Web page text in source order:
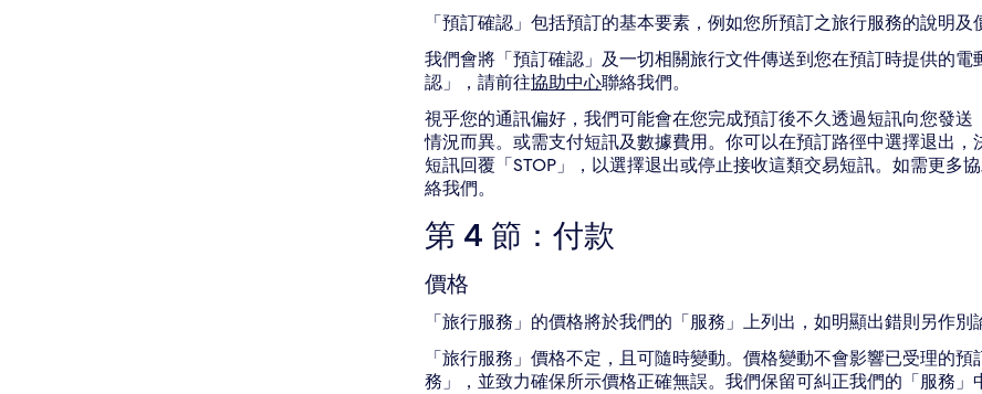
「預訂確認」包括預訂的基本要素，例如您所預訂之旅行服務的說明及
我們會將「預訂確認」及一切相關旅行文件傳送到您在預訂時提供的
認」，請前往協助中心聯絡我們。
視乎您的通訊偏好，我們可能會在您完成預訂後不久透過短訊向您發
情況而異。或需支付短訊及數據費用。你可以在預訂路徑中選擇退出
短訊回覆「STOP」，以選擇退出或停止接收這類交易短訊。如需更多
絡我們。
第 4 節：付款
價格
「旅行服務」的價格將於我們的「服務」上列出，如明顯出錯則另作別
「旅行服務」價格不定，且可隨時變動。價格變動不會影響已受理的
務」，並致力確保所示價格正確無誤。我們保留可糾正我們的「服務」